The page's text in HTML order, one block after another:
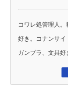
コワレ処管理人
好き。コナンサイ
ガンプラ、文具好